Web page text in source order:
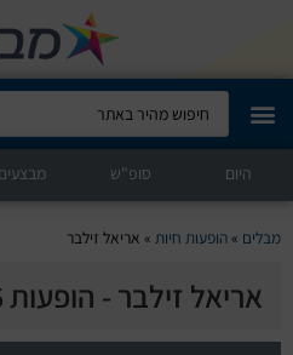
מבלים קלאב
הופעות היום
סטנדאפ
היום סופ"ש מבצעים
מבלים »הופעות חיות » אריאל זילבר
אריאל זילבר - הופעות 2026